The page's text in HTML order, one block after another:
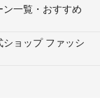
ン一覧・おすすめ
ショップ ファッシ